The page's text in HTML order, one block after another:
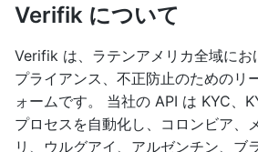
Verifik について
Verifik は、ラテンアメリカ全域にお
プライアンス、不正防止のためのリ
ォームです。 当社の API は KYC、
プロセスを自動化し、コロンビア、
リ、ウルグアイ、アルゼンチン、ブ